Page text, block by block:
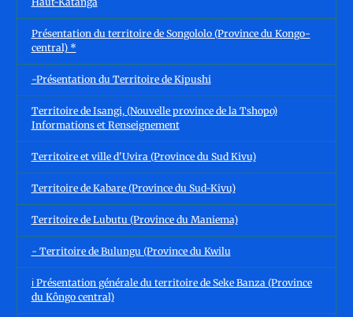
Présentation du territoire de Songololo (Province du Kongo-
central) *
-Présentation du Territoire de Kipushi
Territoire de Isangi, (Nouvelle province de la Tshopo)
Informations et Renseignement
Territoire et ville d'Uvira (Province du Sud Kivu)
Territoire de Kabare (Province du Sud-Kivu)
Territoire de Lubutu (Province du Maniema)
- Territoire de Bulungu (Province du Kwilu
ℹ️ Présentation générale du territoire de Seke Banza (Province
du Kôngo central)